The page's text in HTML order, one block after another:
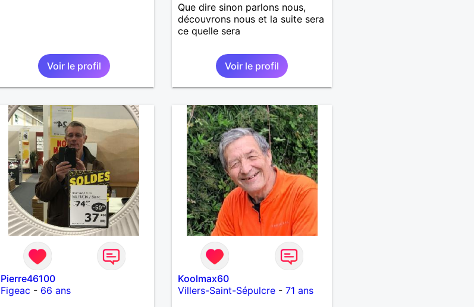
Voir le profil
Que dire sinon parlons nous,
découvrons nous et la suite sera
ce quelle sera
Voir le profil
Pierre46100
Figeac - 66 ans
Koolmax60
Villers-Saint-Sépulcre -71 ans